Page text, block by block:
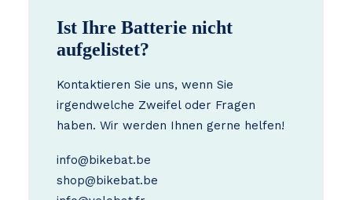
Ist Ihre Batterie nicht
aufgelistet?
Kontaktieren Sie uns, wenn Sie
irgendwelche Zweifel oder Fragen
haben. Wir werden Ihnen gerne helfen!
info@bikebat.be
shop@bikebat.be